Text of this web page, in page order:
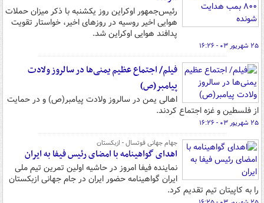
رئیس‌جمهور اوکراین روز یکشنبه با ذکر میزان حملات
هوایی اخیر روسیه در روزهای اخیر، خواستار تقویت
پدافند هوایی اوکراین شد.
۲۵ شهریور ۰۳ - ۱۶:۲۶
فیلم/ اجتماع عظیم یمنی‌ها در سالروز ولادت
پیامبر(ص)
اهالی یمن در سالروز ولادت پیامبر(ص) و در حمایت
از فلسطین و غزه اجتماع کردند.
۲۵ شهریور ۰۳ - ۱۶:۲۶
جهام جهانی فوتسال - ازبکستان
اهدای گواهینامه با امضای رئیس فیفا به ایران
نماینده فیفا امروز در حاشیه اولین تمرین تیم ملی
ایران گواهینامه حضور ایران در جام جهانی ازبکستان
را به کاپیتان تیم تقدیم کرد.